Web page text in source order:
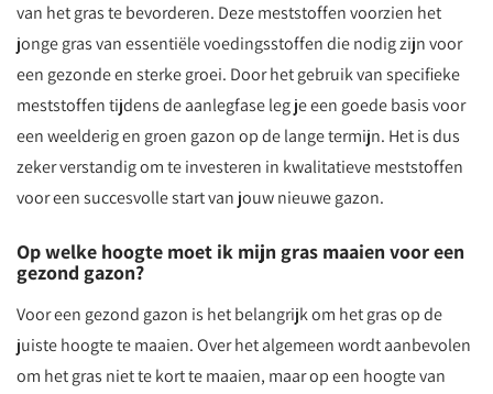
van het gras te bevorderen. Deze meststoffen voorzien het
jonge gras van essentiële voedingsstoffen die nodig zijn voor
een gezonde en sterke groei. Door het gebruik van specifieke
meststoffen tijdens de aanlegfase leg je een goede basis voor
een weelderig en groen gazon op de lange termijn. Het is dus
zeker verstandig om te investeren in kwalitatieve meststoffen
voor een succesvolle start van jouw nieuwe gazon.
Op welke hoogte moet ik mijn gras maaien voor een
gezond gazon?
Voor een gezond gazon is het belangrijk om het gras op de
juiste hoogte te maaien. Over het algemeen wordt aanbevolen
om het gras niet te kort te maaien, maar op een hoogte van